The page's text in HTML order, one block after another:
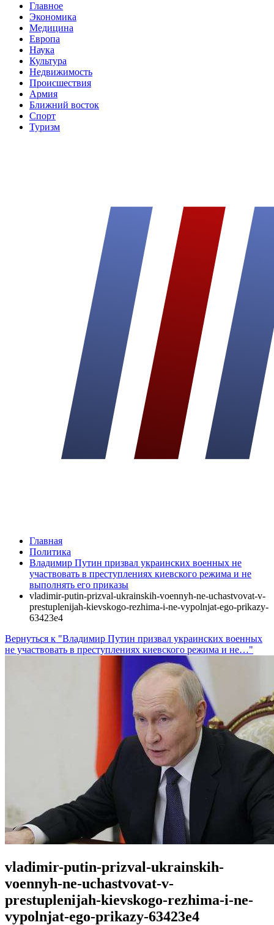
Главное
Экономика
Медицина
Европа
Наука
Культура
Недвижимость
Происшествия
Армия
Ближний восток
Спорт
Туризм
Главная
Политика
Владимир Путин призвал украинских военных не
участвовать в преступлениях киевского режима и не
выполнять его приказы
vladimir-putin-prizval-ukrainskih-voennyh-ne-uchastvovat-v-
prestuplenijah-kievskogo-rezhima-i-ne-vypolnjat-ego-prikazy-
63423e4
Вернуться к "Владимир Путин призвал украинских военных
не участвовать в преступлениях киевского режима и не…"
vladimir-putin-prizval-ukrainskih-
voennyh-ne-uchastvovat-v-
prestuplenijah-kievskogo-rezhima-i-ne-
vypolnjat-ego-prikazy-63423e4